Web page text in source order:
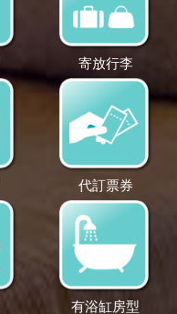
寄放行李
代訂票券
有浴缸房型